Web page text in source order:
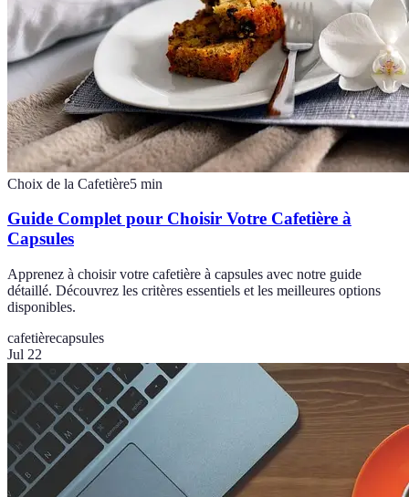
Choix de la Cafetière5 min
Guide Complet pour Choisir Votre Cafetière à
Capsules
Apprenez à choisir votre cafetière à capsules avec notre guide
détaillé. Découvrez les critères essentiels et les meilleures options
disponibles.
cafetièrecapsules
Jul 22